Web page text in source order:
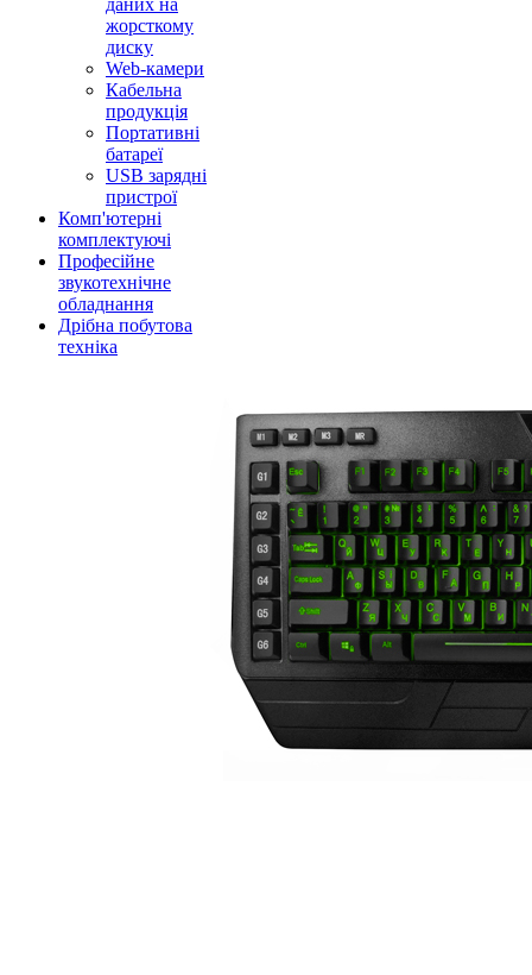
даних на
жорсткому
диску
Web-камери
Кабельна
продукція
Портативні
батареї
USB зарядні
пристрої
Комп'ютерні
комплектуючі
Професійне
звукотехнічне
обладнання
Дрібна побутова
техніка